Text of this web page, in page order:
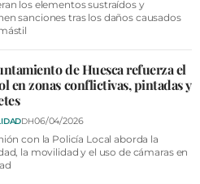
los elementos sustraídos y
sanciones tras los daños causados
de Huesca refuerza el
en zonas conflictivas, pintadas y
DH06/04/2026
con la Policía Local aborda la
la movilidad y el uso de cámaras en